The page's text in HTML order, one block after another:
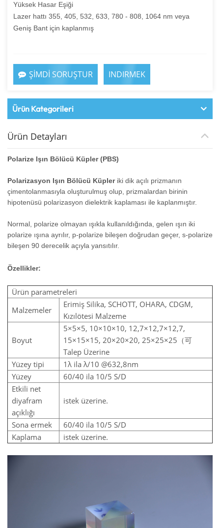
Yüksek Hasar Eşiği
Lazer hattı 355, 405, 532, 633, 780 - 808, 1064 nm veya
Geniş Bant için kaplanmış
ŞİMDİ SORUŞTUR INDIRMEK
Ürün Kategorileri
Ürün Detayları
Polarize Işın Bölücü Küpler (PBS)
Polarizasyon Işın Bölücü Küpleriki dik açılı prizmanın
çimentolanmasıyla oluşturulmuş olup, prizmalardan birinin
hipotenüsü polarizasyon dielektrik kaplaması ile kaplanmıştır.
Normal, polarize olmayan ışıkla kullanıldığında, gelen ışın iki
polarize ışına ayrılır, p-polarize bileşen doğrudan geçer, s-polarize
bileşen 90 derecelik açıyla yansıtılır.
Özellikler:
Ürün parametreleri
Malzemeler
Erimiş Silika, SCHOTT, OHARA, CDGM,
Kızılötesi Malzeme
Boyut
5×5×5, 10×10×10, 12,7×12,7×12,7,
15×15×15, 20×20×20, 25×25×25（可
Talep Üzerine
Yüzey tipi
1λ ila λ/10 @632,8nm
Yüzey
60/40 ila 10/5 S/D
Etkili net
diyafram
açıklığı
istek üzerine.
Sona ermek
60/40 ila 10/5 S/D
Kaplama
istek üzerine.